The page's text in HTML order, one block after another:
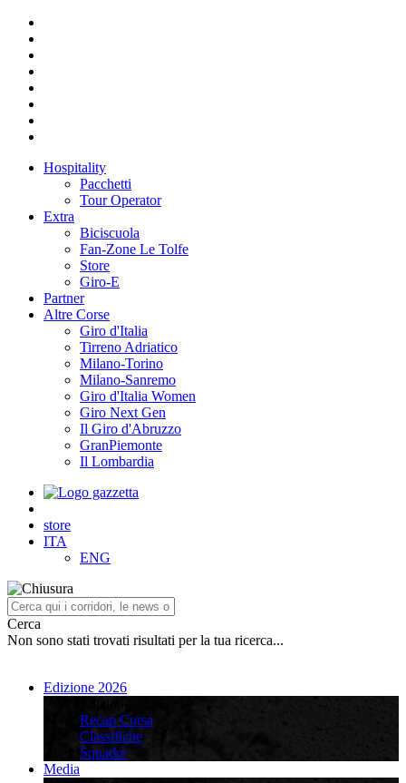
Hospitality
Pacchetti
Tour Operator
Extra
Biciscuola
Fan-Zone Le Tolfe
Store
Giro-E
Partner
Altre Corse
Giro d'Italia
Tirreno Adriatico
Milano-Torino
Milano-Sanremo
Giro d'Italia Women
Giro Next Gen
Il Giro d'Abruzzo
GranPiemonte
Il Lombardia
store
ITA
ENG
Cerca
Non sono stati trovati risultati per la tua ricerca...
Edizione 2026
Recap Corsa
Classifiche
Squadre
Media